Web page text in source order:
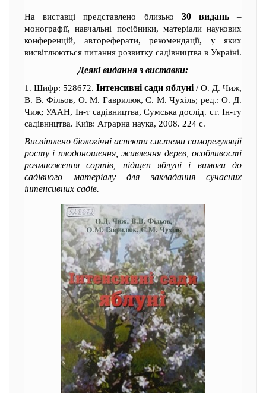
На виставці представлено близько 30 видань–
монографії, навчальні посібники, матеріали наукових
конференцій, автореферати, рекомендації, у яких
висвітлюються питання розвитку садівництва в Україні.
Деякі видання з виставки:
1. Шифр: 528672. Інтенсивні сади яблуні / О. Д. Чиж,
В. В. Фільов, О. М. Гаврилюк, С. М. Чухіль; ред.: О. Д.
Чиж; УААН, Ін-т садівництва, Сумська дослід. ст. Ін-ту
садівництва. Київ: Аграрна наука, 2008. 224 с.
Висвітлено біологічні аспекти системи саморегуляції
росту і плодоношення, живлення дерев, особливості
розмноження сортів, підщеп яблуні і вимоги до
садівного матеріалу для закладання сучасних
інтенсивних садів.